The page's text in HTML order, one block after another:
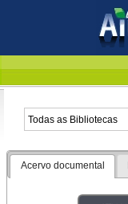
Acervo documental